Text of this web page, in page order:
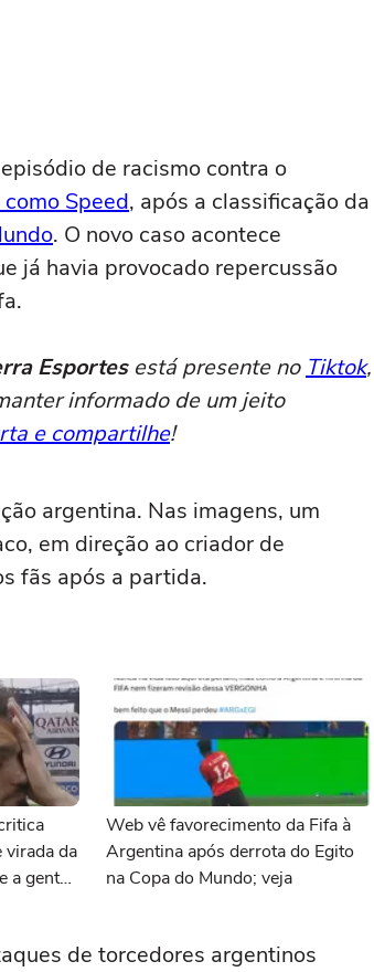
de racismo contra o
Speed, após a classificação da
. O novo caso acontece
já havia provocado repercussão
Esportesestá presente no Tiktok,
informado de um jeito
e compartilhe!
argentina. Nas imagens, um
em direção ao criador de
fãs após a partida.
virada da
a gente
Web vê favorecimento da Fifa à
Argentina após derrota do Egito
na Copa do Mundo; veja
de torcedores argentinos